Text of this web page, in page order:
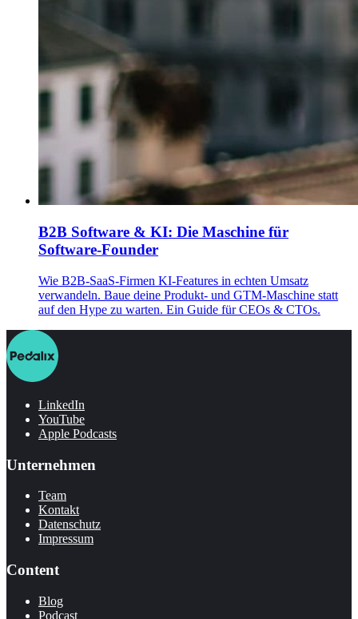
B2B Software & KI: Die Maschine für
Software-Founder
Wie B2B-SaaS-Firmen KI-Features in echten Umsatz
verwandeln. Baue deine Produkt- und GTM-Maschine statt
auf den Hype zu warten. Ein Guide für CEOs & CTOs.
LinkedIn
YouTube
Apple Podcasts
Unternehmen
Team
Kontakt
Datenschutz
Impressum
Content
Blog
Podcast